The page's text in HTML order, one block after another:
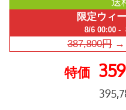
限定ウィ
8/6 00:00 -
387,800円 →
特価